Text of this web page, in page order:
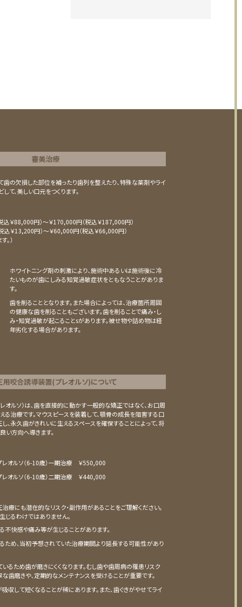
審美治療
⻭の⽋損した部位を補ったり⻭列を整えたり、特殊な薬剤やライ
て、美しい⼝元をつくります。
込￥88,000円）〜￥170,000円（税込￥187,000円）
込￥13,200円）〜￥60,000円（税込￥66,000円）
。）
ホワイトニング剤の刺激により、施術中あるいは施術後に冷
たいものが⻭にしみる知覚過敏症状をともなうことがありま
す。
⻭を削ることとなります。また場合によっては、治療箇所周囲
の健康な⻭を削ることもございます。⻭を削ることで痛み・し
み・知覚過敏が起こることsがあります。被せ物や詰め物は経
年劣化する場合があります。
⽤咬合誘導装置(プレオルソ)について
オルソ）は、歯を直接的に動かす一般的な矯正ではなく、お口周
治療です。マウスピースを装着して、顎骨の成長を阻害する口
、永久歯がきれいに生えるスペースを確保することによって、将
い方向へ導きます。
オルソ（6-10歳）⼀期治療 ￥550,000
オルソ（6-10歳）⼆期治療 ￥440,000
療にも潜在的なリスク・副作用があることをご理解ください。
るわけではありません。
不快感や痛み等が⽣じることがあります。
ため、当初予想されていた治療期間より延⻑する可能性があり
るため⻭が磨きにくくなります。むし⻭や⻭周病の罹患リスク
な⻭磨きや、定期的なメンテナンスを受けることが重要です。
収して短くなることが稀にあります。また、⻭ぐきがやせてライ